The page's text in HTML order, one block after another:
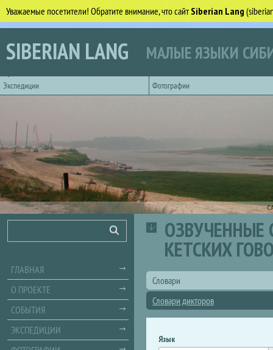
Уважаемые посетители! Обратите внимание, что сайтSiberian Lang
Перейти к основному содержанию
SIBERIAN LANG МАЛЫЕ ЯЗЫКИ
Экспедиции
Фотографии
ОЗВУЧЕННЫЕ
КЕТСКИХ
Словари
Словари дикторов
Язык
Поиск
ГЛАВНАЯ
О ПРОЕКТЕ
СОБЫТИЯ
ЭКСПЕДИЦИИ